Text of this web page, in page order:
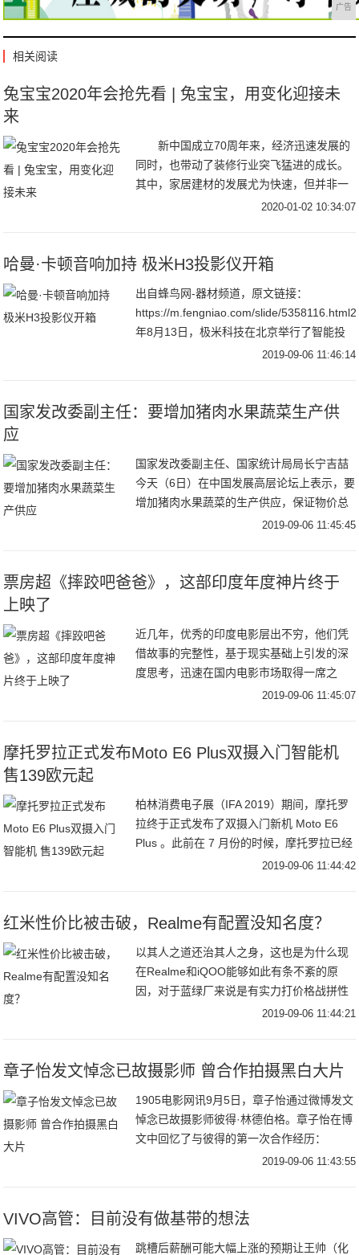
广告
相关阅读
兔宝宝2020年会抢先看 | 兔宝宝，用变化迎接未
来
新中国成立70周年来，经济迅速发展的
同时，也带动了装修行业突飞猛进的成长。
其中，家居建材的发展尤为快速，但并非一
帆风顺，外有国外品牌的进入，内有经济架
2020-01-02 10:34:07
哈曼·卡顿音响加持 极米H3投影仪开箱
出自蜂鸟网-器材频道，原文链接：
https://m.fengniao.com/slide/
年8月13日，极米科技在北京举行了智能投
影新品发布会，共发布了极光RS Pro
2019-09-06 11:46:14
​国家发改委副主任：要增加猪肉水果蔬菜生产供
应
国家发改委副主任、国家统计局局长宁吉喆
今天（6日）在中国发展高层论坛上表示，要
增加猪肉水果蔬菜的生产供应，保证物价总
体稳定。要加大逆周期调节力度，保持经济
2019-09-06 11:45:45
票房超《摔跤吧爸爸》，这部印度年度神片终于
上映了
近几年，优秀的印度电影层出不穷，他们凭
借故事的完整性，基于现实基础上引发的深
度思考，迅速在国内电影市场取得一席之
地，尤其《摔跤吧爸爸》、《神秘巨星》在
2019-09-06 11:45:07
摩托罗拉正式发布Moto E6 Plus双摄入门智能机
售139欧元起
柏林消费电子展（IFA 2019）期间，摩托罗
拉终于正式发布了双摄入门新机 Moto E6
Plus 。此前在 7 月份的时候，摩托罗拉已经
推出了主打性价比的 Moto E6，不过新机首
2019-09-06 11:44:42
红米性价比被击破，Realme有配置没知名度？
以其人之道还治其人之身，这也是为什么现
在Realme和iQOO能够如此有条不紊的原
因，对于蓝绿厂来说是有实力打价格战拼性
价比的，只不过在几年还是国内手机市场的
2019-09-06 11:44:21
章子怡发文悼念已故摄影师 曾合作拍摄黑白大片
1905电影网讯9月5日，章子怡通过微博发文
悼念已故摄影师彼得·林德伯格。章子怡在博
文中回忆了与彼得的第一次合作经历：
“2016年春。那时我才生完醒醒几个月，身
2019-09-06 11:43:55
VIVO高管：目前没有做基带的想法
跳槽后薪酬可能大幅上涨的预期让王帅（化